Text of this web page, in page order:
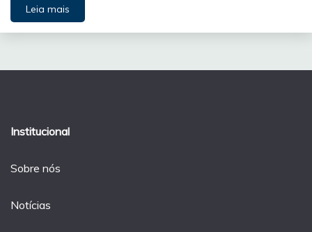
Leia mais
Institucional
Sobre nós
Notícias